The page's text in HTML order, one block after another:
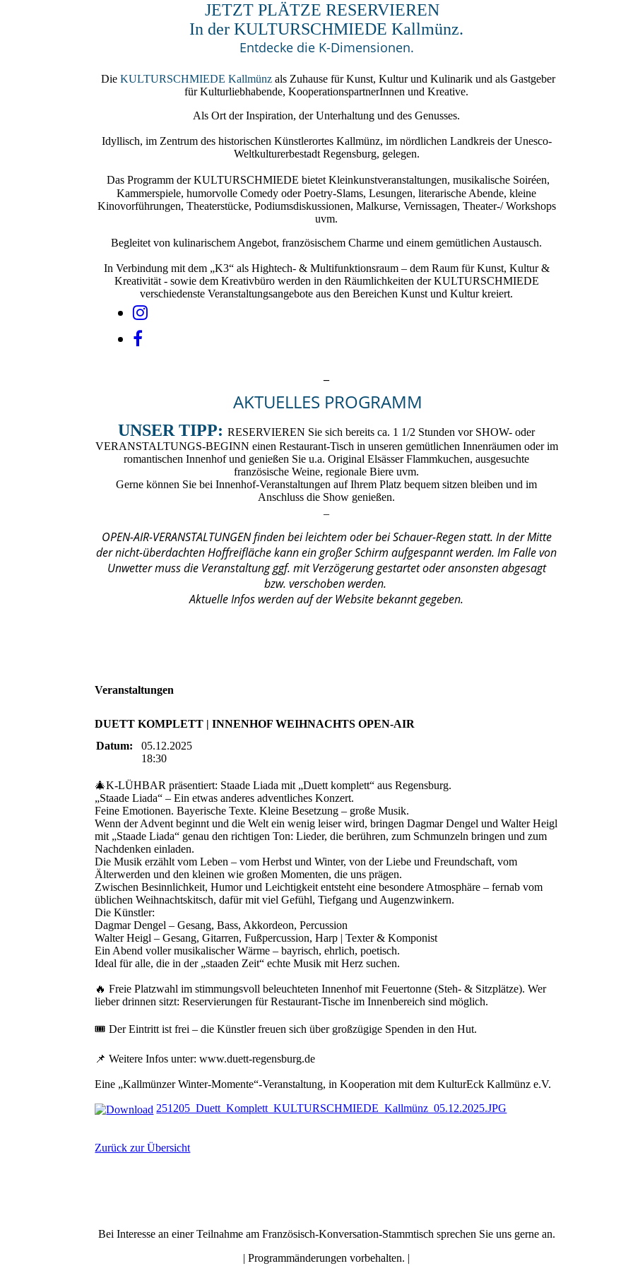
JETZT PLÄTZE RESERVIEREN
In der KULTURSCHMIEDE Kallmünz.
Entdecke die K-Dimensionen.
Die KULTURSCHMIEDE Kallmünz als Zuhause für Kunst, Kultur und Kulinarik und als Gastgeber
für Kulturliebhabende, KooperationspartnerInnen und Kreative.
Als Ort der Inspiration, der Unterhaltung und des Genusses.
Idyllisch, im Zentrum des historischen Künstlerortes Kallmünz, im nördlichen Landkreis der Unesco-
Weltkulturerbestadt Regensburg, gelegen.
Das Programm derKULTURSCHMIEDE bietet Kleinkunstveranstaltungen, musikalische Soiréen,
Kammerspiele, humorvolle Comedy oder Poetry-Slams, Lesungen, literarische Abende, kleine
Kinovorführungen, Theaterstücke, Podiumsdiskussionen, Malkurse, Vernissagen, Theater-/ Workshops
uvm.
Begleitet von kulinarischem Angebot, französischem Charme und einem gemütlichen Austausch.
In Verbindung mit dem „K3“ als Hightech- & Multifunktionsraum – dem Raum für Kunst, Kultur &
Kreativität - sowie dem Kreativbüro werden in den Räumlichkeiten der KULTURSCHMIEDE
verschiedenste Veranstaltungsangebote aus den Bereichen Kunst und Kultur kreiert.
AKTUELLES PROGRAMM
UNSER TIPP: RESERVIEREN Sie sich bereits ca. 1 1/2 Stunden vor SHOW- oder
VERANSTALTUNGS-BEGINN einen Restaurant-Tisch in unseren gemütlichen Innenräumen oder im
romantischen Innenhof und genießen Sie u.a. Original Elsässer Flammkuchen, ausgesuchte
französische Weine, regionale Biere uvm.
Gerne können Sie bei Innenhof-Veranstaltungen auf Ihrem Platz bequem sitzen bleiben und im
Anschluss die Show genießen.
OPEN-AIR-VERANSTALTUNGEN finden bei leichtem oder bei Schauer-Regen statt. In der Mitte
der nicht-überdachten Hoffreifläche kann ein großer Schirm aufgespannt werden. Im Falle von
Unwetter muss die Veranstaltung ggf. mit Verzögerung gestartet oder ansonsten abgesagt
bzw. verschoben werden.
Aktuelle Infos werden auf der Website bekannt gegeben.
Veranstaltungen
DUETT KOMPLETT | INNENHOF WEIHNACHTS OPEN-AIR
Datum:
05.12.2025
18:30
🎄K-LÜHBAR präsentiert: Staade Liada mit „Duett komplett“ aus Regensburg.
„Staade Liada“ – Ein etwas anderes adventliches Konzert.
Feine Emotionen. Bayerische Texte. Kleine Besetzung – große Musik.
Wenn der Advent beginnt und die Welt ein wenig leiser wird, bringen Dagmar Dengel und Walter Heigl
mit „Staade Liada“ genau den richtigen Ton: Lieder, die berühren, zum Schmunzeln bringen und zum
Nachdenken einladen.
Die Musik erzählt vom Leben – vom Herbst und Winter, von der Liebe und Freundschaft, vom
Älterwerden und den kleinen wie großen Momenten, die uns prägen.
Zwischen Besinnlichkeit, Humor und Leichtigkeit entsteht eine besondere Atmosphäre – fernab vom
üblichen Weihnachtskitsch, dafür mit viel Gefühl, Tiefgang und Augenzwinkern.
Die Künstler:
Dagmar Dengel – Gesang, Bass, Akkordeon, Percussion
Walter Heigl – Gesang, Gitarren, Fußpercussion, Harp | Texter & Komponist
Ein Abend voller musikalischer Wärme – bayrisch, ehrlich, poetisch.
Ideal für alle, die in der „staaden Zeit“ echte Musik mit Herz suchen.
🔥 Freie Platzwahl im stimmungsvoll beleuchteten Innenhof mit Feuertonne (Steh- & Sitzplätze). Wer
lieber drinnen sitzt: Reservierungen für Restaurant-Tische im Innenbereich sind möglich.
🎟️ Der Eintritt ist frei – die Künstler freuen sich über großzügige Spenden in den Hut.
📌 Weitere Infos unter: www.duett-regensburg.de
Eine „Kallmünzer Winter-Momente“-Veranstaltung, in Kooperation mit dem KulturEck Kallmünz e.V.
251205_Duett_Komplett_KULTURSCHMIEDE_Kallmünz_05.12.2025.JPG
Zurück zur Übersicht
Bei Interesse an einer Teilnahme am Französisch-Konversation-Stammtisch sprechen Sie uns gerne an.
| Programmänderungen vorbehalten. |